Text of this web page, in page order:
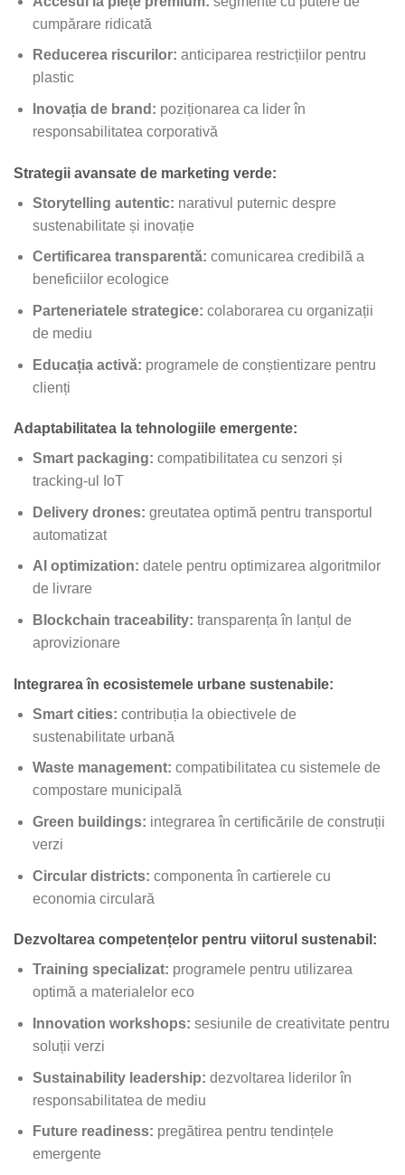
cumpărare ridicată
Reducerea riscurilor: anticiparea restricțiilor pentru
plastic
Inovația de brand: poziționarea ca lider în
responsabilitatea corporativă
Strategii avansate de marketing verde:
Storytelling autentic: narativul puternic despre
sustenabilitate și inovație
Certificarea transparentă: comunicarea credibilă a
beneficiilor ecologice
Parteneriatele strategice: colaborarea cu organizații
de mediu
Educația activă: programele de conștientizare pentru
clienți
Adaptabilitatea la tehnologiile emergente:
Smart packaging: compatibilitatea cu senzori și
tracking-ul IoT
Delivery drones: greutatea optimă pentru transportul
automatizat
AI optimization: datele pentru optimizarea algoritmilor
de livrare
Blockchain traceability: transparența în lanțul de
aprovizionare
Integrarea în ecosistemele urbane sustenabile:
Smart cities: contribuția la obiectivele de
sustenabilitate urbană
Waste management: compatibilitatea cu sistemele de
compostare municipală
Green buildings: integrarea în certificările de construții
verzi
Circular districts: componenta în cartierele cu
economia circulară
Dezvoltarea competențelor pentru viitorul sustenabil:
Training specializat: programele pentru utilizarea
optimă a materialelor eco
Innovation workshops: sesiunile de creativitate pentru
soluții verzi
Sustainability leadership: dezvoltarea liderilor în
responsabilitatea de mediu
Future readiness: pregătirea pentru tendințele
emergente